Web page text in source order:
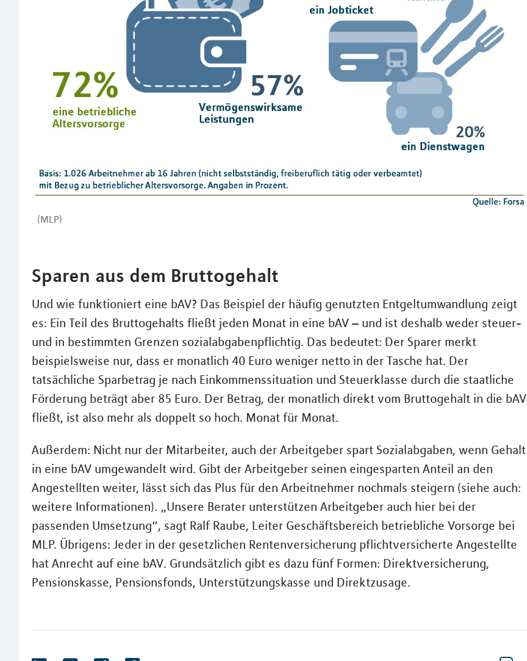
(MLP)
Sparen aus dem Bruttogehalt
Und wie funktioniert eine bAV? Das Beispiel der häufig genutzten Entgeltumwandlung zeigt
es: Ein Teil des Bruttogehalts fließt jeden Monat in eine bAV – und ist deshalb weder steuer-
und in bestimmten Grenzen sozialabgabenpflichtig. Das bedeutet: Der Sparer merkt
beispielsweise nur, dass er monatlich 40 Euro weniger netto in der Tasche hat. Der
tatsächliche Sparbetrag je nach Einkommenssituation und Steuerklasse durch die staatliche
Förderung beträgt aber 85 Euro. Der Betrag, der monatlich direkt vom Bruttogehalt in die bAV
fließt, ist also mehr als doppelt so hoch. Monat für Monat.
Außerdem: Nicht nur der Mitarbeiter, auch der Arbeitgeber spart Sozialabgaben, wenn Gehalt
in eine bAV umgewandelt wird. Gibt der Arbeitgeber seinen eingesparten Anteil an den
Angestellten weiter, lässt sich das Plus für den Arbeitnehmer nochmals steigern (siehe auch:
weitere Informationen). „Unsere Berater unterstützen Arbeitgeber auch hier bei der
passenden Umsetzung“, sagt Ralf Raube, Leiter Geschäftsbereich betriebliche Vorsorge bei
MLP. Übrigens: Jeder in der gesetzlichen Rentenversicherung pflichtversicherte Angestellte
hat Anrecht auf eine bAV. Grundsätzlich gibt es dazu fünf Formen: Direktversicherung,
Pensionskasse, Pensionsfonds, Unterstützungskasse und Direktzusage.